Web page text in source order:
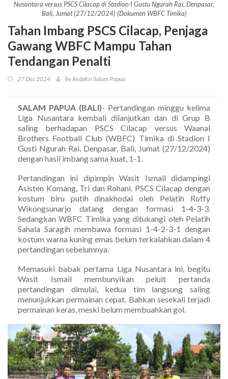
Nusantara versus PSCS Cilacap di Stadion I Gustu Ngurah Rai, Denpasar,
Bali, Jumat (27/12/2024) (Dokumen WBFC Timika)
Tahan Imbang PSCS Cilacap, Penjaga
Gawang WBFC Mampu Tahan
Tendangan Penalti
27 Dec 2024 by Redaksi Salam Papua
SALAM PAPUA (BALI)- Pertandingan minggu kelima
Liga Nusantara kembali dilanjutkan dan di Grup B
saling berhadapan PSCS Cilacap versus Waanal
Brothers Football Club (WBFC) Timika di Stadion I
Gusti Ngurah Rai, Denpasar, Bali, Jumat (27/12/2024)
dengan hasil imbang sama kuat, 1-1.
Pertandingan ini dipimpin Wasit Ismail didampingi
Asisten Komang, Tri dan Rohani. PSCS Cilacap dengan
kostum biru putih dinakhodai oleh Pelatih Roffy
Wikongsunarjo datang dengan formasi 1-4-3-3.
Sedangkan WBFC Timika yang ditukangi oleh Pelatih
Sahala Saragih membawa formasi 1-4-2-3-1 dengan
kostum warna kuning emas belum terkalahkan dalam 4
pertandingan sebelumnya.
Memasuki babak pertama Liga Nusantara ini, begitu
Wasit Ismail membunyikan peluit pertanda
pertandingan dimulai, kedua tim langsung saling
menunjukkan permainan cepat. Bahkan sesekali terjadi
permainan keras, meski belum membuahkan gol.